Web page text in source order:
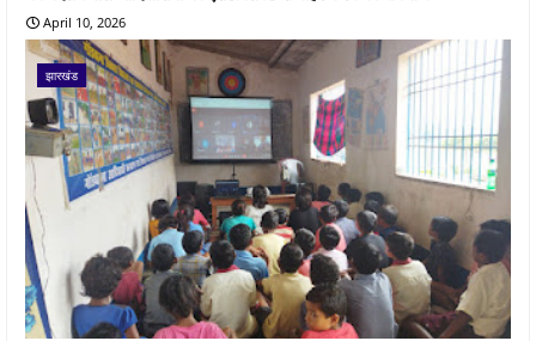
April 10, 2026
झारखंड